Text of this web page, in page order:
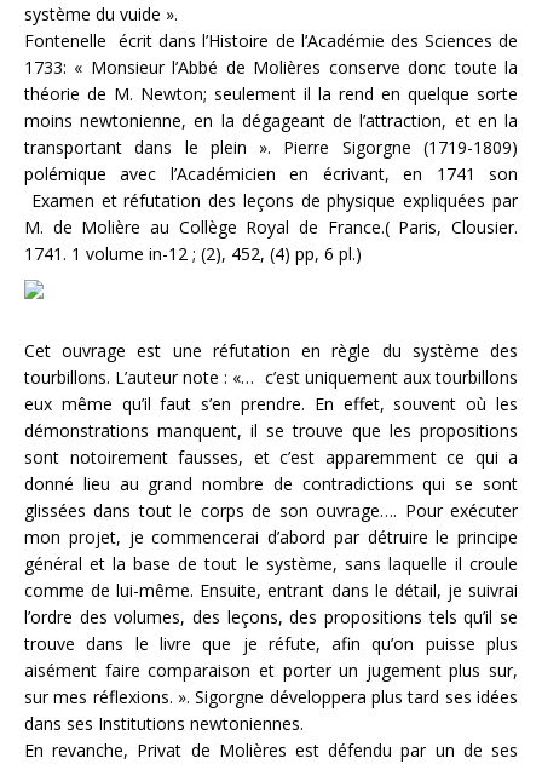
système du vuide ».
Fontenelle écrit dans l’Histoire de l’Académie des Sciences de
1733: « Monsieur l’Abbé de Molières conserve donc toute la
théorie de M. Newton; seulement il la rend en quelque sorte
moins newtonienne, en la dégageant de l’attraction, et en la
transportant dans le plein ». Pierre Sigorgne (1719-1809)
polémique avec l’Académicien en écrivant, en 1741 son
Examen et réfutation des leçons de physique expliquées par
M. de Molière au Collège Royal de France.( Paris, Clousier.
1741. 1 volume in-12 ; (2), 452, (4) pp, 6 pl.)
Cet ouvrage est une réfutation en règle du système des
tourbillons. L’auteur note : «… c’est uniquement aux tourbillons
eux même qu’il faut s’en prendre. En effet, souvent où les
démonstrations manquent, il se trouve que les propositions
sont notoirement fausses, et c’est apparemment ce qui a
donné lieu au grand nombre de contradictions qui se sont
glissées dans tout le corps de son ouvrage…. Pour exécuter
mon projet, je commencerai d’abord par détruire le principe
général et la base de tout le système, sans laquelle il croule
comme de lui-même. Ensuite, entrant dans le détail, je suivrai
l’ordre des volumes, des leçons, des propositions tels qu’il se
trouve dans le livre que je réfute, afin qu’on puisse plus
aisément faire comparaison et porter un jugement plus sur,
sur mes réflexions. ». Sigorgne développera plus tard ses idées
dans ses Institutions newtoniennes.
En revanche, Privat de Molières est défendu par un de ses